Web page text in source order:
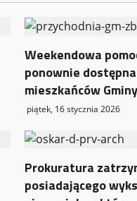
Weekendowa
ponownie
mieszkańców
piątek, 16 stycznia 2026
Prokuratura
posiadającego